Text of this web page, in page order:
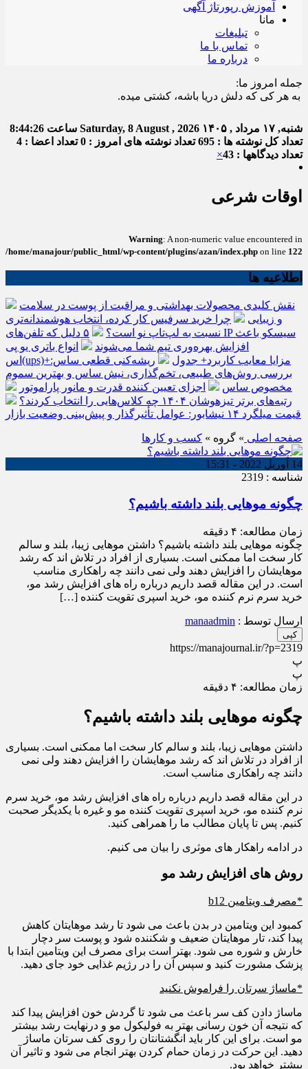
آموزش رپورتاژ آگهی
مانا
تبلیغات
تماس با ما
درباره ما
جمله امروز ما:
کی که دلش دریا باشه، کشتی میده.
شنبه, ۱۷ مرداد , ۱۴۰۵ Saturday, 8 August , 2026 ساعت 8:44:27
تعداد کل نوشته ها : 695
تعداد نوشته های امروز : 0
تعداد اعضا : 4
تعداد دیدگاهها : 43
×
اوقات شرعی
Warning: A non-numeric value encountered in
/home/manajour/public_html/wp-content/plugins/azan/index.php on line 122
اطلاعیه ها
نقش کلیدی محصولات بهداشتی و مراقبت از پوست در سلامت
و زیبایی
چرا خرید سرفیس کار کرده، انتخاب هوشمندانه‌تری
نسبت به لپ‌تاپ نو است؟
۵ دلیل که تلفن‌های IP سیسکو باعث
افزایش بهره‌وری تیم شما می‌شوند
انواع باتری یو پی
اس(ups)+مزایا معایب کاربرد+ جدول
ریشه‌کنی قطعی ساس:
بررسی روش‌های طبیعی، تخم‌گذاری، نیش ساس و بهترین سموم
مخصوص ساس
اجزای تعیین کننده قدرت و مانور پاراموتور
رتبه‌های برتر تیزهوشان ۱۴۰۴ چه کلاس‌هایی را انتخاب کردند؟
قیمت میلگرد ۱۴ نیشابور: عوامل تأثیرگذار و پیش‌بینی وضعیت بازار
صفحه اصلی » گروه » کسب و کارها
14 آوریل 2022 - 15:31
شناسه : 2319
چگونه موهایی بلند داشته باشیم؟
زمان مطالعه: ۴ دقیقه
چگونه موهایی بلند داشته باشیم؟ داشتن موهایی زیبا، بلند و سالم
کار سخت اما ممکنی است. بسیاری از افراد در تلاش اند که رشد
موهایشان را افزایش دهند ولی نمی دانند چه راهکاری مناسب
است. در این مقاله قصد داریم درباره راه های افزایش رشد مو،
خرید سرم نرم کننده مو، خرید اسپری تقویت کننده […]
ارسال توسط : manaadmin
کپی
https://manajournal.ir/?p=2319
پ
پ
زمان مطالعه: ۴ دقیقه
چگونه موهایی بلند داشته باشیم؟
داشتن موهایی زیبا، بلند و سالم کار سخت اما ممکنی است. بسیاری
از افراد در تلاش اند که رشد موهایشان را افزایش دهند ولی نمی
دانند چه راهکاری مناسب است.
در این مقاله قصد داریم درباره راه های افزایش رشد مو، خرید سرم
نرم کننده مو، خرید اسپری تقویت کننده مو و غیره با یکدیگر صحبت
کنیم. پس تا پایان مطالب ما را همراهی کنید.
در ادامه راهکار های موثری را بیان می کنیم.
روش های افزایش رشد مو
*مصرف ویتامین b12
کمبود این ویتامین در بدن باعث می شود تا رشد موهایتان کاهش
پیدا کند، تار موهایتان ضعیف و شکننده شود و پوست سر دچار
خارش و شوره می شود. بهتر است برای مصرف این ویتامین ابتدا با
پزشک مشورت کنید و سپس آن را در رژیم غذایی خود جای دهید.
*ماساژ سرتان را فراموش نکنید
ماساژ دادن کف سر باعث می شود تا گردش خون افزایش پیدا کند
که نتیجه آن خون رسانی بهتر به فولیکول مو و درنهایت رشد بیشتر
مو است. برای این کار باید انگشتانتان را روی کف سرتان ماساژ
دهید. این حرکت در زمان حمام کردن بهتر انجام می شود و تاثیر آن
بیشتر خواهد بود.